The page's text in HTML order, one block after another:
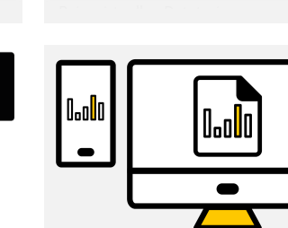
erhielten die Teilnehmerinnen
Teilnehmer kurzweilige Einblicke in
innovative Cloud-Strategien und -
Lösungen mit hohem
Andreas Lerchner